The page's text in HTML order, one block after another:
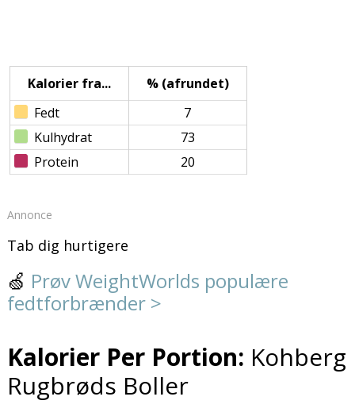
Kalorier fra...
% (afrundet)
Fedt
7
Kulhydrat
73
Protein
20
Annonce
Tab dig hurtigere
🍏 Prøv WeightWorlds populære
fedtforbrænder >
Kalorier Per Portion: Kohberg
Rugbrøds Boller